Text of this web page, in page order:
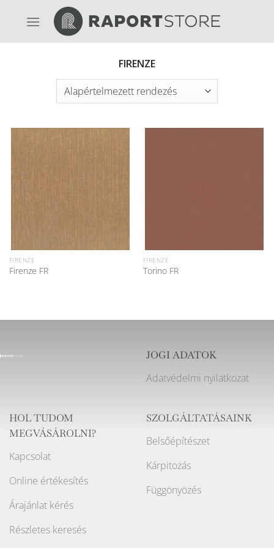
FIRENZE
FIRENZE
Firenze FR
FIRENZE
Torino FR
JOGI ADATOK
Adatvédelmi nyilatkozat
HOL TUDOM
MEGVÁSÁROLNI?
Kapcsolat
Online értékesítés
Árajánlat kérés
Részletes keresés
SZOLGÁLTATÁSAINK
Belsőépítészet
Kárpitozás
Függönyözés